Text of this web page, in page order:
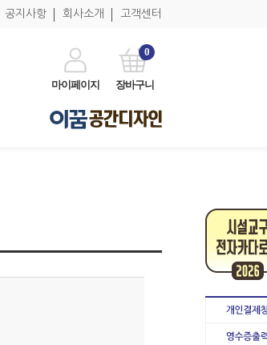
공지사항 회사소개 고객센터
마이페이지
0
장바구니